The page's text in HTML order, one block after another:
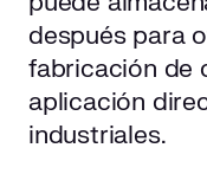
después para
fabricación de
aplicación
industriales.